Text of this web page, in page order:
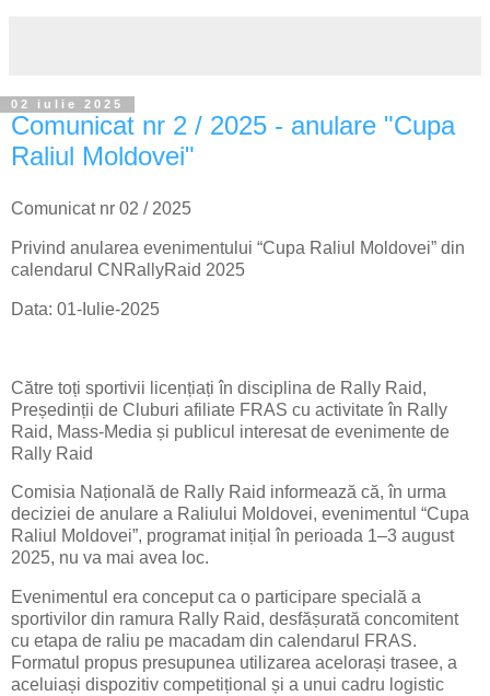
02 iulie 2025
Comunicat nr 2 / 2025 - anulare "Cupa
Raliul Moldovei"
Comunicat nr 02 / 2025
Privind anularea evenimentului “Cupa Raliul Moldovei” din
calendarul CNRallyRaid 2025
Data: 01-Iulie-2025
Către toți sportivii licențiați în disciplina de Rally Raid,
Președinții de Cluburi afiliate FRAS cu activitate în Rally
Raid, Mass-Media și publicul interesat de evenimente de
Rally Raid
Comisia Națională de Rally Raid informează că, în urma
deciziei de anulare a Raliului Moldovei, evenimentul “Cupa
Raliul Moldovei”, programat inițial în perioada 1–3 august
2025, nu va mai avea loc.
Evenimentul era conceput ca o participare specială a
sportivilor din ramura Rally Raid, desfășurată concomitent
cu etapa de raliu pe macadam din calendarul FRAS.
Formatul propus presupunea utilizarea acelorași trasee, a
aceluiași dispozitiv competițional și a unui cadru logistic